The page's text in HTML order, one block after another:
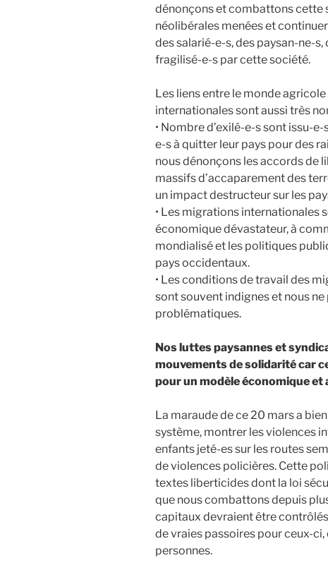
dénonçons et combattons cette
néolibérales menées et
des salarié-e-s, des paysan-ne-
fragilisé-e-s par cette société.
Les liens entre le monde
internationales sont aussi très
• Nombre d’exilé-e-s sont issu-
e-s à quitter leur pays pour des
nous dénonçons les accords de
massifs d’accaparement des
un impact destructeur sur les
• Les migrations internationales
économique dévastateur, à
mondialisé et les politiques
pays occidentaux.
• Les conditions de travail des
sont souvent indignes et nous
problématiques.
Nos luttes paysannes et
mouvements de solidarité car
pour un modèle économique et
La maraude de ce 20 mars a
système, montrer les violences
enfants jeté-es sur les routes
de violences policières. Cette
textes liberticides dont la loi
que nous combattons depuis
capitaux devraient être
de vraies passoires pour ceux-
personnes.